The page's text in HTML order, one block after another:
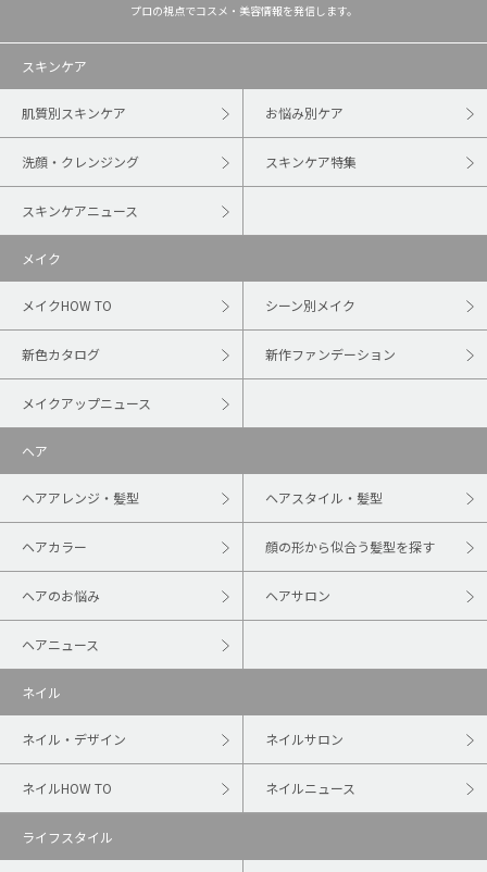
プロの視点でコスメ・美容情報を発信します。
スキンケア
肌質別スキンケア お悩み別ケア
洗顔・クレンジング スキンケア特集
スキンケアニュース
メイク
メイクHOW TO シーン別メイク
新色カタログ 新作ファンデーション
メイクアップニュース
ヘア
ヘアアレンジ・髪型 ヘアスタイル・髪型
ヘアカラー 顔の形から似合う髪型を探す
ヘアのお悩み ヘアサロン
ヘアニュース
ネイル
ネイル・デザイン ネイルサロン
ネイルHOW TO ネイルニュース
ライフスタイル